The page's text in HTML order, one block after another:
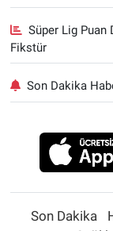
Süper Lig Puan
Fikstür
Son Dakika
Son Dakika